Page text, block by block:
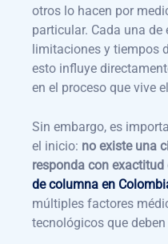
otros lo hacen por
particular. Cada una
limitaciones y tiempos
esto influye
en el proceso que vive
Sin embargo, es
el inicio: no existe una
responda con
de columna en
múltiples factores
tecnológicos que